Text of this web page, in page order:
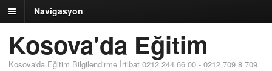
Navigasyon
Kosova'da Eğitim
Kosova'da Eğitim Bilgilendirme İrtibat 0212 244 66 00 - 0212 709 8 709